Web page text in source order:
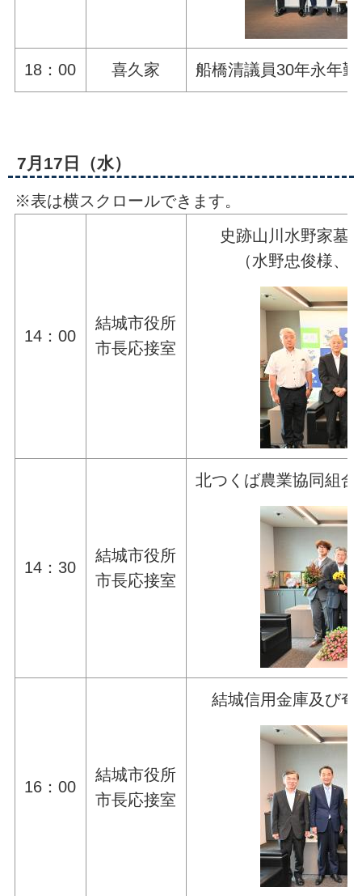
18：00 喜久家 船橋清議員30年永年
7月17日（水）
※表は横スクロールできます。
14：00
結城市役所
市長応接室
史跡山川水野家墓
（水野忠俊様、
14：30
結城市役所
市長応接室
北つくば農業協同組
16：00
結城市役所
市長応接室
結城信用金庫及び